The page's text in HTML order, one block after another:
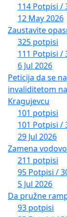
114 Potpisi /
12 May 2026
Zaustavite
325 potpisi
111 Potpisi /
6 Jul 2026
Peticija da se
invaliditetom
Kragujevcu
101 potpisi
101 Potpisi /
29 Jul 2026
Zamena
211 potpisi
95 Potpisi /
5 Jul 2026
Da pružne
93 potpisi